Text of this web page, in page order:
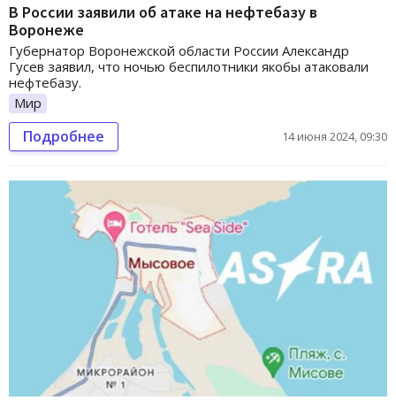
В России заявили об атаке на нефтебазу в
Воронеже
Губернатор Воронежской области России Александр
Гусев заявил, что ночью беспилотники якобы атаковали
нефтебазу.
Мир
Подробнее 14 июня 2024, 09:30